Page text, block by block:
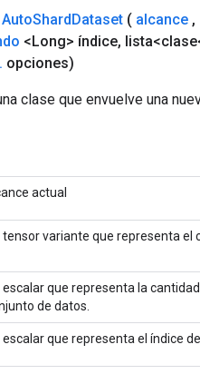
ShardDataset ( alcance ,
<Long> índice,
. opciones)
clase que envuelve una
actual
tensor variante que representa el
escalar que representa la
de datos.
escalar que representa el índice